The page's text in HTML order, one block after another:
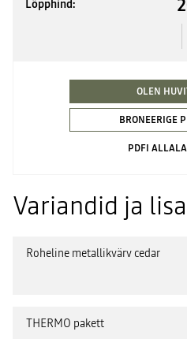
Lõpphind:
OLEN
BRONEERIGE
PDFI
Variandid ja
Roheline metallikvärv cedar
THERMO pakett